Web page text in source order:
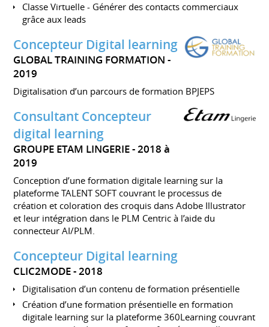
Classe Virtuelle - Générer des contacts commerciaux
grâce aux leads
Concepteur Digital learning
GLOBAL TRAINING FORMATION
2019
Digitalisation d’un parcours de formation BPJEPS
Consultant Concepteur
digital learning
GROUPE ETAM LINGERIE
2018 à
2019
Conception d’une formation digitale learning sur la
plateforme TALENT SOFT couvrant le processus de
création et coloration des croquis dans Adobe Illustrator
et leur intégration dans le PLM Centric à l’aide du
connecteur AI/PLM.
Concepteur Digital learning
CLIC2MODE 2018
Digitalisation d’un contenu de formation présentielle
Création d’une formation présentielle en formation
digitale learning sur la plateforme 360Learning couvrant